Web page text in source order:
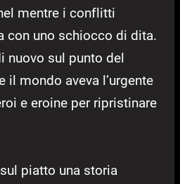
mentre i conflitti
con uno schiocco di dita.
nuovo sul punto del
il mondo aveva l’urgente
e eroine per ripristinare
piatto una storia